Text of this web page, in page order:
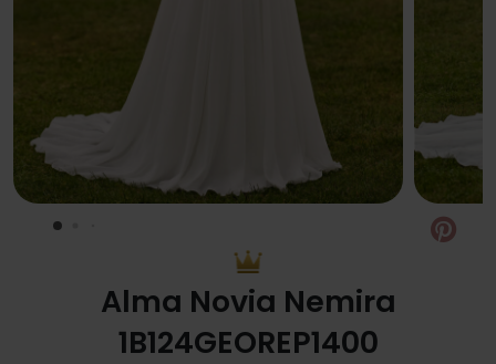
Alma Novia Nemira
1B124GEOREP1400